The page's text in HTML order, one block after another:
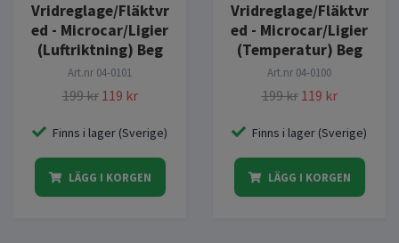
Vridreglage/Fläktvr
ed - Microcar/Ligier
(Luftriktning) Beg
Art.nr 04-0101
199 kr 119 kr
Finns i lager (Sverige)
LÄGG I KORGEN
Vridreglage/Fläktvr
ed - Microcar/Ligier
(Temperatur) Beg
Art.nr 04-0100
199 kr 119 kr
Finns i lager (Sverige)
LÄGG I KORGEN